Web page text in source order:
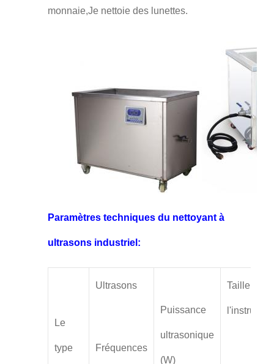
monnaie,Je nettoie des lunettes.
Paramètres techniques du nettoyant à
ultrasons industriel:
Le
type
Ultrasons
Fréquences
Puissance
ultrasonique
(W)
Taille de